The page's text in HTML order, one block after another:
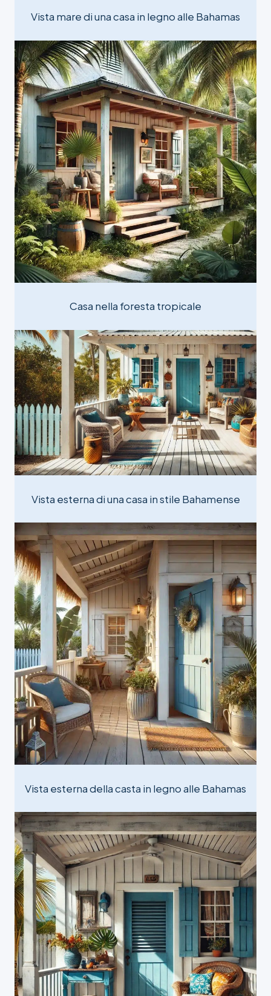
Vista mare di una casa in legno alle Bahamas
Casa nella foresta tropicale
Vista esterna di una casa in stile Bahamense
Vista esterna della casta in legno alle Bahamas